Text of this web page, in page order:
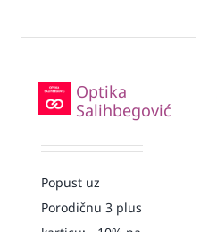
Optika
Salihbegović
Popust uz
Porodičnu 3 plus